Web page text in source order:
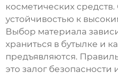
косметических
устойчивостью к
Выбор материала
храниться в бутылке и
предъявляются.
это залог безопасности